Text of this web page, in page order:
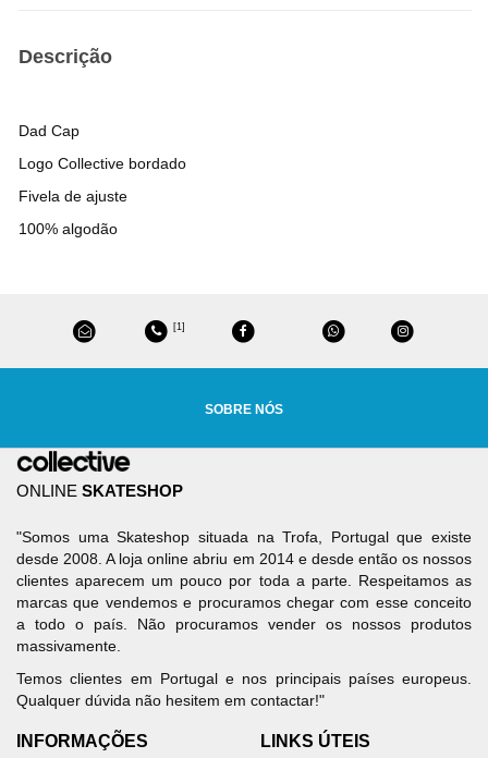
Descrição
Dad Cap
Logo Collective bordado
Fivela de ajuste
100% algodão
[1]
SOBRE NÓS
ONLINE SKATESHOP
"Somos uma Skateshop situada na Trofa, Portugal que existe
desde 2008. A loja online abriu em 2014 e desde então os nossos
clientes aparecem um pouco por toda a parte. Respeitamos as
marcas que vendemos e procuramos chegar com esse conceito
a todo o país. Não procuramos vender os nossos produtos
massivamente.
Temos clientes em Portugal e nos principais países europeus.
Qualquer dúvida não hesitem em contactar!"
INFORMAÇÕES LINKS ÚTEIS